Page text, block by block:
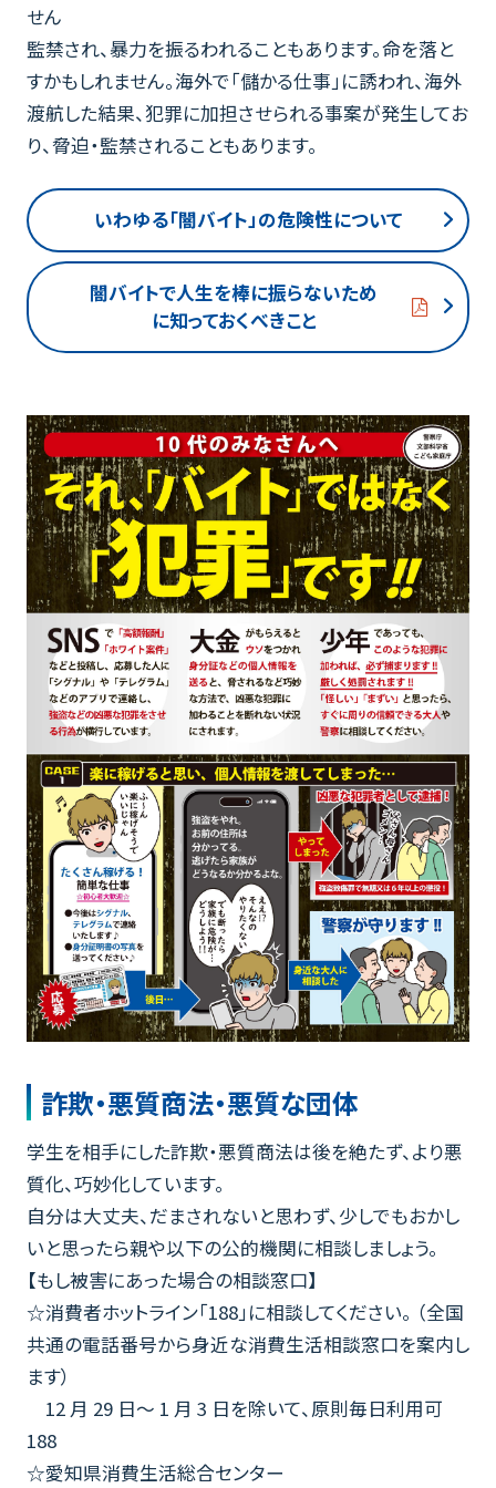
せん
監禁され、暴力を振るわれることもあります。命を落と
すかもしれません。海外で「儲かる仕事」に誘われ、海外
渡航した結果、犯罪に加担させられる事案が発生してお
り、脅迫・監禁されることもあります。
いわゆる「闇バイト」の危険性について
闇バイトで人生を棒に振らないため
に知っておくべきこと
詐欺・悪質商法・悪質な団体
学生を相手にした詐欺・悪質商法は後を絶たず、より悪
質化、巧妙化しています。
自分は大丈夫、だまされないと思わず、少しでもおかし
いと思ったら親や以下の公的機関に相談しましょう。
【もし被害にあった場合の相談窓口】
☆消費者ホットライン「188」に相談してください。 （全国
共通の電話番号から身近な消費生活相談窓口を案内し
ます）
12 月 29 日～ 1 月 3 日を除いて、原則毎日利用可
188
☆愛知県消費生活総合センター